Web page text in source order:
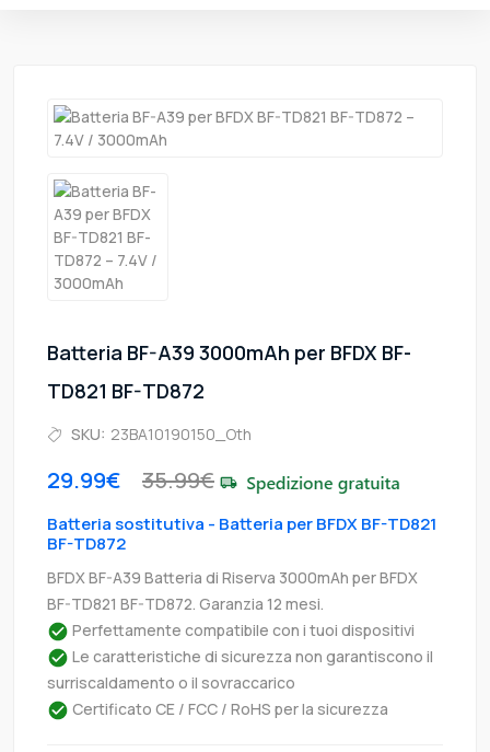
Batteria BF-A39 3000mAh per BFDX BF-
TD821 BF-TD872
SKU: 23BA10190150_Oth
29.99€ 35.99€
Batteria sostitutiva - Batteria per BFDX BF-TD821
BF-TD872
BFDX BF-A39 Batteria di Riserva 3000mAh per BFDX
BF-TD821 BF-TD872. Garanzia 12 mesi.
Perfettamente compatibile con i tuoi dispositivi
Le caratteristiche di sicurezza non garantiscono il
surriscaldamento o il sovraccarico
Certificato CE / FCC / RoHS per la sicurezza